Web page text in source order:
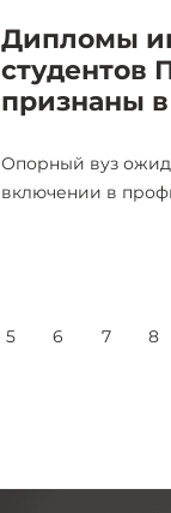
Дипломы
студентов
признаны
Опорный вуз
включении в
5 6 7 8